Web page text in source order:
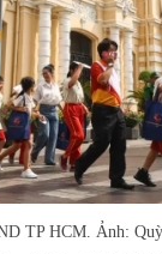
TP HCM. Ảnh: